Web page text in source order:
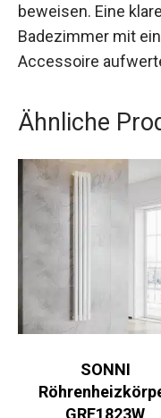
beweisen. Eine
Badezimmer mit
Accessoire
Ähnliche
SONNI
GRE1823W